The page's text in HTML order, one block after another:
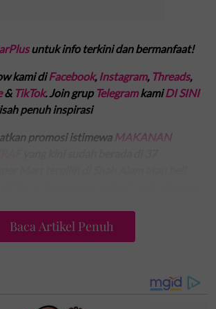
untuk info terkini dan bermanfaat!
kami diFacebook, Instagram, Threads,
& TikTok. Join grup TelegramkamiDI SINI
penuh inspirasi
promosi istimewa MAKANAN
Baca Artikel Penuh